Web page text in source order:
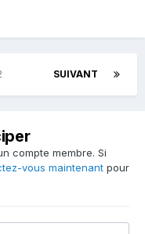
SUIVANT
compte membre. Si
vous maintenant pour